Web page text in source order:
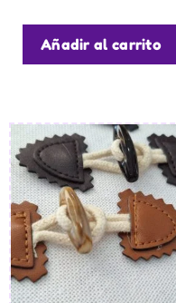
Añadir al carrito